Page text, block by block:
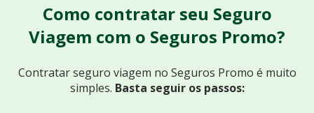
Como contratar seu Seguro
Viagem com o Seguros Promo?
Contratar seguro viagem no Seguros Promo é muito
simples. Basta seguir os passos: